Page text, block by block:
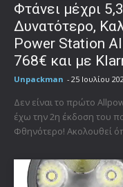
Φτάνει μέχρι
Δυνατότερο,
Power Station
768€ και με
Unpackman - 25 Ιουλίου
Δεν είναι το πρώτο
έχω την 2η έκδοση του
Φθηνότερο! Ακολουθεί